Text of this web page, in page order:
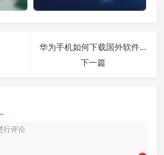
华为手机如何下载国外软件并安装
下一篇